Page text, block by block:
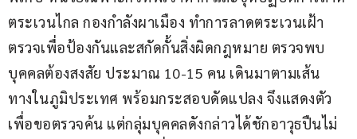
ตระเวนไกล กองกำลังผาเมือง ทำการลาดตระเวนเฝ้า
ตรวจเพื่อป้องกันและสกัดกั้นสิ่งผิดกฎหมาย ตรวจพบ
บุคคลต้องสงสัย ประมาณ 10-15 คน เดินมาตามเส้น
ทางในภูมิประเทศ พร้อมกระสอบดัดแปลง จึงแสดงตัว
เพื่อขอตรวจค้น แต่กลุ่มบุคคลดังกล่าวได้ชักอาวุธปืนไม่